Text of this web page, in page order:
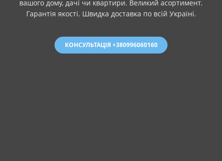
вашого дому, дачі чи квартири. Великий асортимент.
Гарантія якості. Швидка доставка по всій Україні.
КОНСУЛЬТАЦІЯ +380996060160